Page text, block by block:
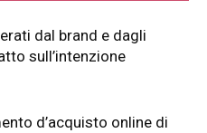
dal brand e dagli
sull’intenzione
d’acquisto online di